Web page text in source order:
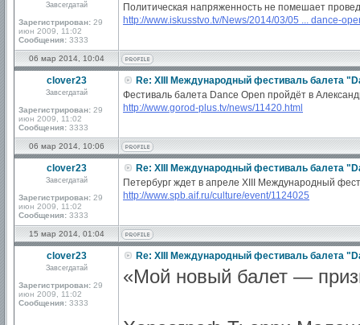
Завсегдатай
Зарегистрирован: 29
июн 2009, 11:02
Сообщения: 3333
Политическая напряженность не помешает
http://www.iskusstvo.tv/News/2014/03/05 ... dance-
06 мар 2014, 10:04
clover23
Завсегдатай
Зарегистрирован: 29
июн 2009, 11:02
Сообщения: 3333
Re: XIII Международный фестиваль балета
Фестиваль балета Dance Open пройдёт в
http://www.gorod-plus.tv/news/11420.html
06 мар 2014, 10:06
clover23
Завсегдатай
Зарегистрирован: 29
июн 2009, 11:02
Сообщения: 3333
Re: XIII Международный фестиваль балета
Петербург ждет в апреле XIII Международный
http://www.spb.aif.ru/culture/event/1124025
15 мар 2014, 01:04
clover23
Завсегдатай
Зарегистрирован: 29
июн 2009, 11:02
Сообщения: 3333
Re: XIII Международный фестиваль балета
«Мой новый балет —